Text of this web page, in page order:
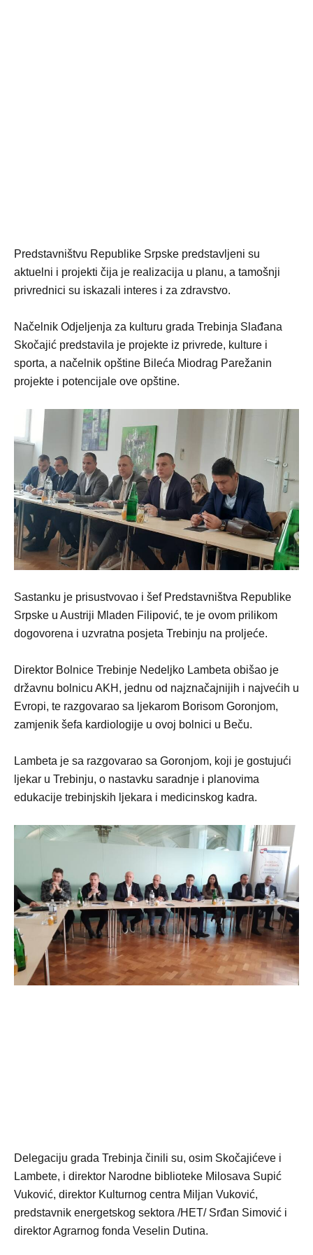
Predstavništvu Republike Srpske predstavljeni su
aktuelni i projekti čija je realizacija u planu, a tamošnji
privrednici su iskazali interes i za zdravstvo.
Načelnik Odjeljenja za kulturu grada Trebinja Slađana
Skočajić predstavila je projekte iz privrede, kulture i
sporta, a načelnik opštine Bileća Miodrag Parežanin
projekte i potencijale ove opštine.
Sastanku je prisustvovao i šef Predstavništva Republike
Srpske u Austriji Mladen Filipović, te je ovom prilikom
dogovorena i uzvratna posjeta Trebinju na proljeće.
Direktor Bolnice Trebinje Nedeljko Lambeta obišao je
državnu bolnicu AKH, jednu od najznačajnijih i najvećih u
Evropi, te razgovarao sa ljekarom Borisom Goronjom,
zamjenik šefa kardiologije u ovoj bolnici u Beču.
Lambeta je sa razgovarao sa Goronjom, koji je gostujući
ljekar u Trebinju, o nastavku saradnje i planovima
edukacije trebinjskih ljekara i medicinskog kadra.
Delegaciju grada Trebinja činili su, osim Skočajićeve i
Lambete, i direktor Narodne biblioteke Milosava Supić
Vuković, direktor Kulturnog centra Miljan Vuković,
predstavnik energetskog sektora /HET/ Srđan Simović i
direktor Agrarnog fonda Veselin Dutina.